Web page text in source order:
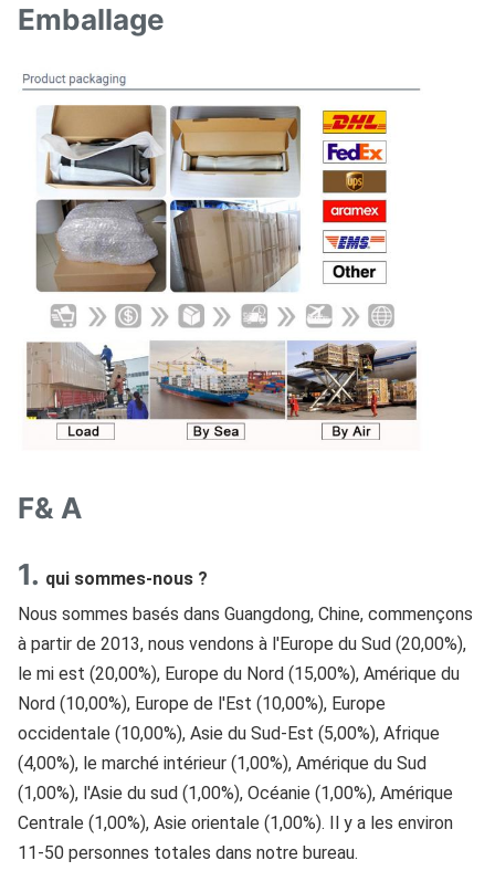
Emballage
F& A
1. qui sommes-nous ?
Nous sommes basés dans Guangdong, Chine, commençons
à partir de 2013, nous vendons à l'Europe du Sud (20,00%),
le mi est (20,00%), Europe du Nord (15,00%), Amérique du
Nord (10,00%), Europe de l'Est (10,00%), Europe
occidentale (10,00%), Asie du Sud-Est (5,00%), Afrique
(4,00%), le marché intérieur (1,00%), Amérique du Sud
(1,00%), l'Asie du sud (1,00%), Océanie (1,00%), Amérique
Centrale (1,00%), Asie orientale (1,00%). Il y a les environ
11-50 personnes totales dans notre bureau.